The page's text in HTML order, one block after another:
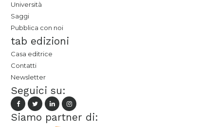
Università
Saggi
Pubblica con noi
tab edizioni
Casa editrice
Contatti
Newsletter
Seguici su:
Siamo partner di: